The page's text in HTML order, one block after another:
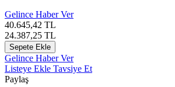
Gelince Haber Ver
40.645,42 TL
24.387,25 TL
Sepete Ekle
Gelince Haber Ver
Listeye Ekle Tavsiye Et
Paylaş